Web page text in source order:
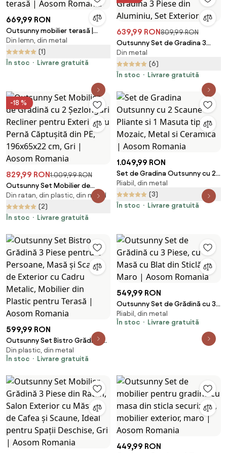
669,99 RON
Outsunny mobilier terasă |
Aosom Romania
Din lemn, din metal
(1)
În stoc
Livrare gratuită
639,99 RON809,99 RON
Outsunny Set de Gradina 3
Piese din Aluminiu, Set Exterior
Din metal
(6)
În stoc
Livrare gratuită
-18 %
829,99 RON1.009,99 RON
Outsunny Set Mobilier de
Grădină cu 2 Șezlonguri
Recliner pentru Exterior, cu
Pernă Căptușită din PE,
Romania
Din ratan, din plastic, din metal
(2)
În stoc
Livrare gratuită
1.049,99 RON
Set de Gradina Outsunny cu 2
Scaune Pliante si 1 Masuta tip
Mozaic, Metal si Ceramica |
Aosom Romania
Pliabil, din metal
(3)
În stoc
Livrare gratuită
599,99 RON
Outsunny Set Bistro Grădină 3
Piese pentru 2 Persoane, Masă
și Scaune de Exterior cu Cadru
pentru Terasă | Aosom Romania
Din plastic, din metal
În stoc
Livrare gratuită
549,99 RON
Outsunny Set de Grădină cu 3
Piese, cu Masă cu Blat din Sticlă
- Maro | Aosom Romania
Pliabil, din metal
În stoc
Livrare gratuită
449,99 RON